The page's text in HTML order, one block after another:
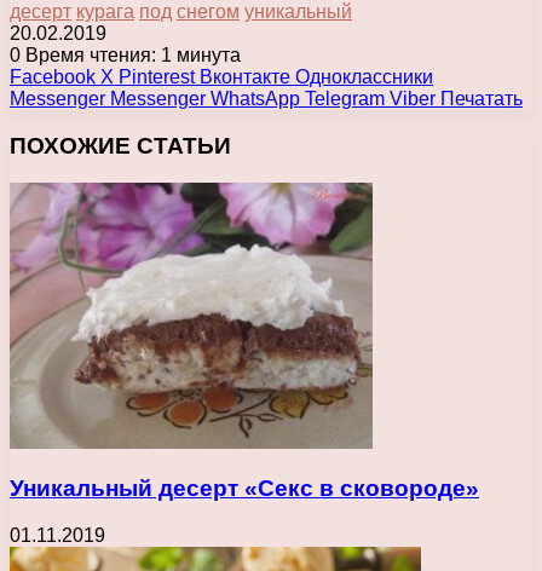
десерт курага под снегом уникальный
20.02.2019
0 Время чтения: 1 минута
Facebook X Pinterest Вконтакте Одноклассники
Messenger Messenger WhatsApp Telegram Viber Печатать
ПОХОЖИЕ СТАТЬИ
Уникальный десерт «Секс в сковороде»
01.11.2019